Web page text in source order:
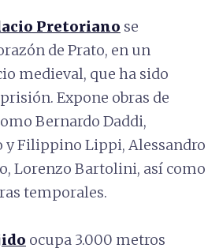
Pretoriano se
de Prato, en un
medieval, que ha sido
Expone obras de
Bernardo Daddi,
y Filippino Lippi, Alessandro
Lorenzo Bartolini, así como
temporales.
ocupa 3.000 metros